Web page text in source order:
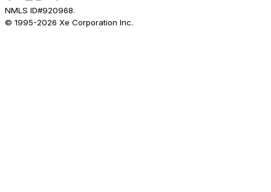
NMLS ID#920968.
© 1995-2026 Xe Corporation Inc.